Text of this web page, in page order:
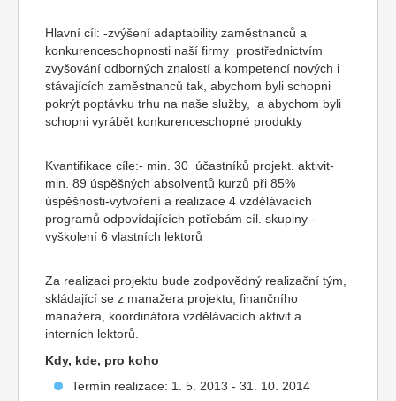
Hlavní cíl: -zvýšení adaptability zaměstnanců a
konkurenceschopnosti naší firmy prostřednictvím
zvyšování odborných znalostí a kompetencí nových i
stávajících zaměstnanců tak, abychom byli schopni
pokrýt poptávku trhu na naše služby, a abychom byli
schopni vyrábět konkurenceschopné produkty
Kvantifikace cíle:- min. 30 účastníků projekt. aktivit-
min. 89 úspěšných absolventů kurzů při 85%
úspěšnosti-vytvoření a realizace 4 vzdělávacích
programů odpovídajících potřebám cíl. skupiny -
vyškolení 6 vlastních lektorů
Za realizaci projektu bude zodpovědný realizační tým,
skládající se z manažera projektu, finančního
manažera, koordinátora vzdělávacích aktivit a
interních lektorů.
Kdy, kde, pro koho
Termín realizace: 1. 5. 2013 - 31. 10. 2014